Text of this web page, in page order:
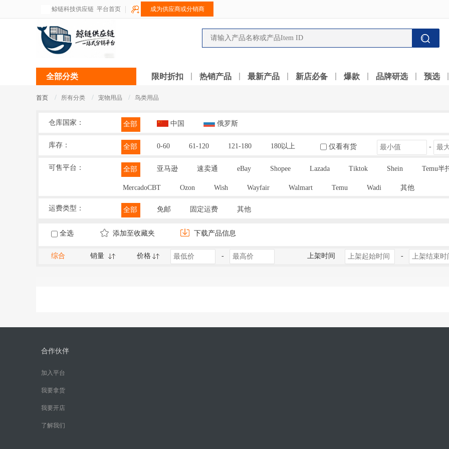
鲸链科技供应链 平台首页 成为供应商或分销商
全部分类 限时折扣 热销产品 最新产品 新店必备 爆款 品牌研选 预选
首页 / 所有分类 / 宠物用品 / 鸟类用品
仓库国家： 全部 中国 俄罗斯
库存： 全部 0-60 61-120 121-180 180以上 仅看有货 -
可售平台： 全部 亚马逊 速卖通 eBay Shopee Lazada Tiktok Shein Temu半
MercadoCBT Ozon Wish Wayfair Walmart Temu Wadi 其他
运费类型： 全部 免邮 固定运费 其他
全选 添加至收藏夹 下载产品信息
综合 销量 价格 - 上架时间 -
合作伙伴
加入平台
我要拿货
我要开店
了解我们